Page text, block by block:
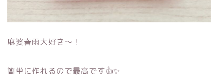
麻婆春雨大好き～！
簡単に作れるので最高です👍✨